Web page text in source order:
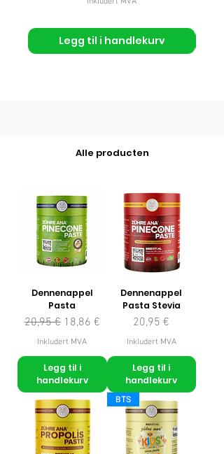
Legg til i handlekurv
Alle producten
Dennenappel
Pasta
Vanlig pris
20,95 € Salgspris
18,86 €
Inkludert MVA
Legg til i
handlekurv
Dennenappel
Pasta Stevia
Pris
20,95 €
Inkludert MVA
Legg til i
handlekurv
BTS